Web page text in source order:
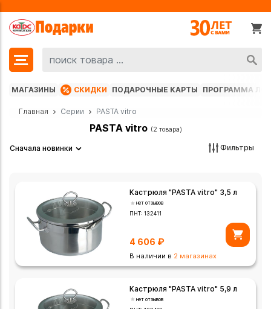
МАГАЗИНЫ СКИДКИ ПОДАРОЧНЫЕ КАРТЫ ПРОГРАММА
Главная Серии PASTA vitro
PASTA vitro (2 товара)
Сначала новинки Фильтры
Кастрюля "PASTA vitro" 3,5 л
нет отзывов
ПНТ:132411
4 606 ₽
В наличии в 2 магазинах
Кастрюля "PASTA vitro" 5,9 л
нет отзывов